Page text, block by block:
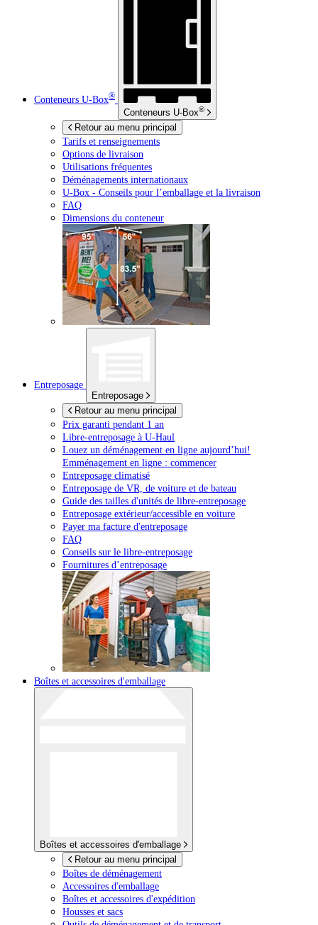
Conteneurs U-Box®
Conteneurs U-Box®
Retour au menu principal
Tarifs et renseignements
Options de livraison
Utilisations fréquentes
Déménagements internationaux
U-Box - Conseils pour l’emballage et la livraison
FAQ
Dimensions du conteneur
Entreposage
Entreposage
Retour au menu principal
Prix garanti pendant 1 an
Libre-entreposage à U-Haul
Louez un déménagement en ligne aujourd’hui!
Emménagement en ligne : commencer
Entreposage climatisé
Entreposage de VR, de voiture et de bateau
Guide des tailles d'unités de libre-entreposage
Entreposage extérieur/accessible en voiture
Payer ma facture d'entreposage
FAQ
Conseils sur le libre-entreposage
Fournitures d’entreposage
Boîtes et accessoires d'emballage
Boîtes et accessoires d'emballage
Retour au menu principal
Boîtes de déménagement
Accessoires d'emballage
Boîtes et accessoires d'expédition
Housses et sacs